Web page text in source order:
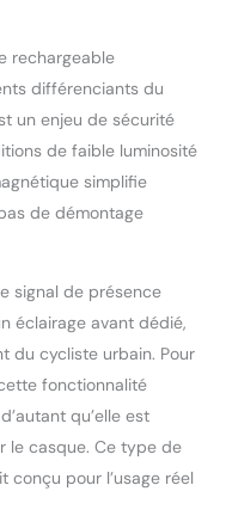
rechargeable
différenciants du
un enjeu de sécurité
de faible luminosité
simplifie
de démontage
signal de présence
éclairage avant dédié,
du cycliste urbain. Pour
fonctionnalité
qu’elle est
le casque. Ce type de
pour l’usage réel